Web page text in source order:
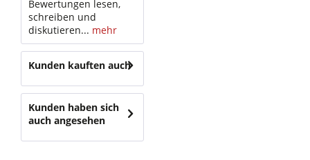
Bewertungen lesen,
schreiben und
diskutieren... mehr
Kunden kauften auch
Kunden haben sich
auch angesehen